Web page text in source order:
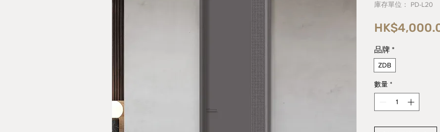
庫存單位： PD-L20
品牌 *
ZDB
數量 *